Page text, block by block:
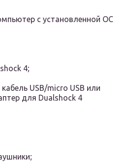
с установленной ОС
4;
USB/micro USB или
для Dualshock 4